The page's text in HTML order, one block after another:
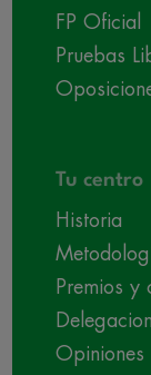
FP Oficial
Pruebas
Tu centro
Historia
Premios y
Opiniones